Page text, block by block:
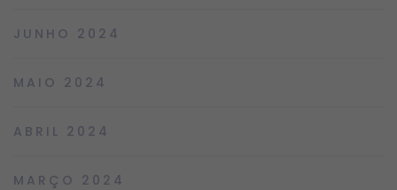
JUNHO 2024
MAIO 2024
ABRIL 2024
MARÇO 2024